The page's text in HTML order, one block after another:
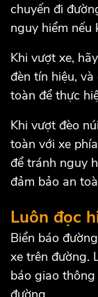
chuyến đi
nguy hiểm nếu
Khi vượt xe,
đèn tín hiệu,
toàn để thực
Khi vượt đèo
toàn với xe
để tránh nguy
đảm bảo an
Luôn đọc
Biển báo
xe trên đường.
báo giao